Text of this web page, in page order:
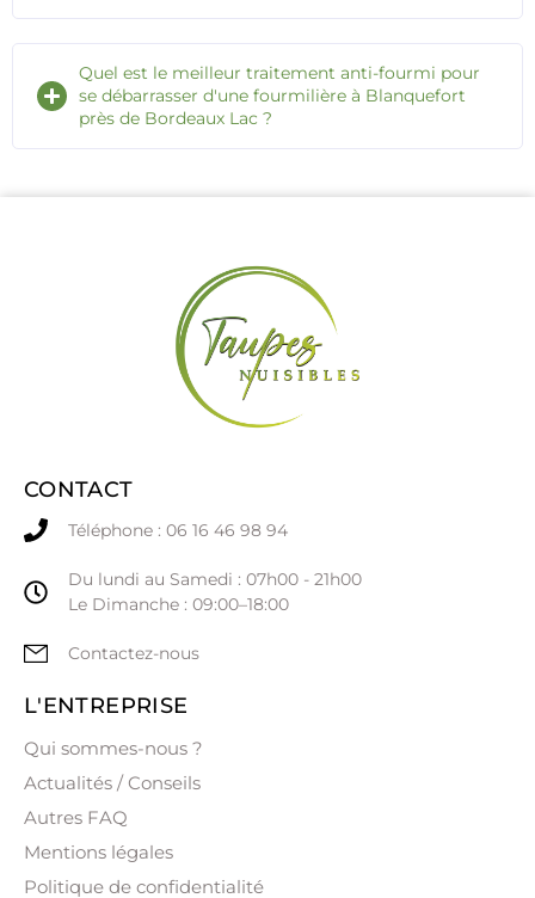
Quel est le meilleur traitement anti-fourmi pour
se débarrasser d'une fourmilière à Blanquefort
près de Bordeaux Lac ?
CONTACT
Téléphone : 06 16 46 98 94
Du lundi au Samedi : 07h00 - 21h00
Le Dimanche : 09:00–18:00
Contactez-nous
L'ENTREPRISE
Qui sommes-nous ?
Actualités / Conseils
Autres FAQ
Mentions légales
Politique de confidentialité